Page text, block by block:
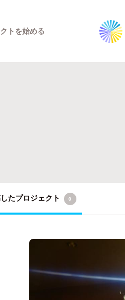
トを始める
たプロジェクト 0